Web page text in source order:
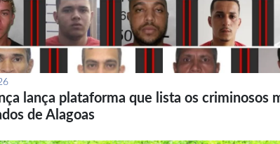
lança plataforma que lista os criminosos
de Alagoas